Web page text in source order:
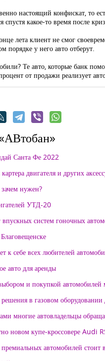
настоящий конфискат, то
спустя какое-то время после
лета клиент не смог
порядке у него авто отберут.
Те авто, которые банк
от продажи реализует
Санта Фе 2022
двигателя и других
нужен?
УТД-20
систем гоночных
к себе всех любителей
авто для аренды
и покупкой
в газовом оборудовании
многие автовладельцы
новом купе-кроссовере Audi
автомобилей